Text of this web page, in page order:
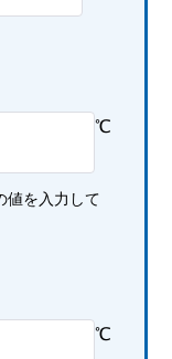
℃
値を入力して
℃